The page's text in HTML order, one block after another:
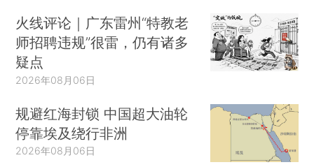
火线评论｜广东雷州“特教老
师招聘违规”很雷，仍有诸多
疑点
2026年08月06日
规避红海封锁 中国超大油轮
停靠埃及绕行非洲
2026年08月06日